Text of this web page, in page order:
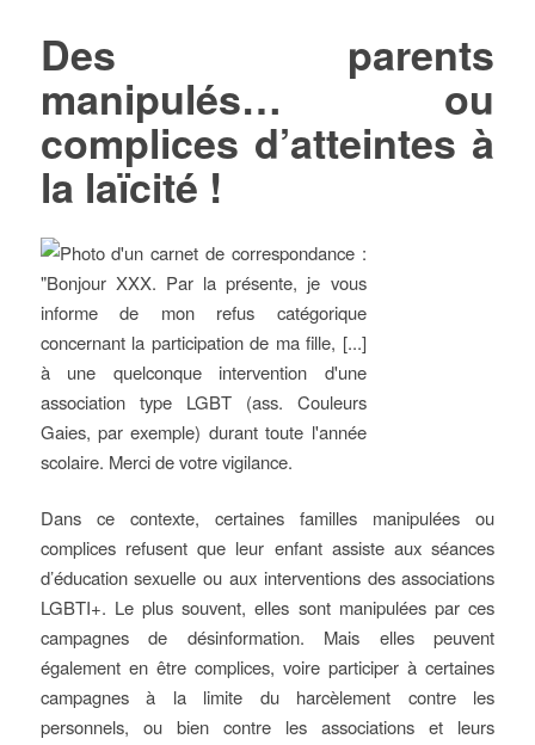
Des parents
manipulés… ou
complices d’atteintes à
la laïcité !
Dans ce contexte, certaines familles manipulées ou
complices refusent que leur enfant assiste aux séances
d’éducation sexuelle ou aux interventions des associations
LGBTI+. Le plus souvent, elles sont manipulées par ces
campagnes de désinformation. Mais elles peuvent
également en être complices, voire participer à certaines
campagnes à la limite du harcèlement contre les
personnels, ou bien contre les associations et leurs